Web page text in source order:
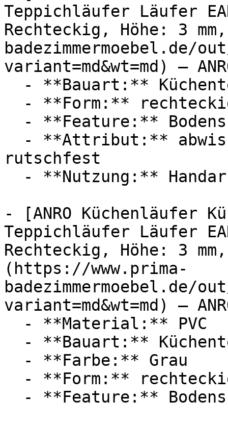
Teppichläufer Läufer
Rechteckig, Höhe: 3
badezimmermoebel.de/
variant=md&wt=md) —
rutschfest
- [ANRO Küchenläufer
Teppichläufer Läufer
Rechteckig, Höhe: 3
(https://www.prima-
badezimmermoebel.de/
variant=md&wt=md) —